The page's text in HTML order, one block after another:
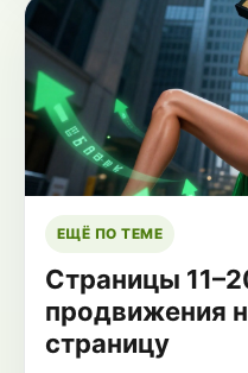
ЕЩЁ ПО ТЕМЕ
Страницы
продвижения
страницу